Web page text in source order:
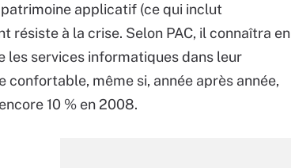
applicatif (ce qui inclut
résiste à la crise. Selon PAC, il connaîtra en
les services informatiques dans leur
même si, année après année,
10 % en 2008.